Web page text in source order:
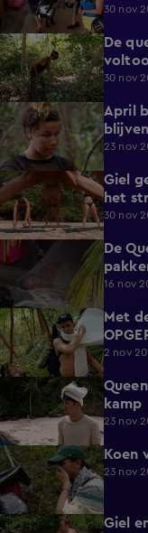
30 nov
3:58
De
30 nov
4:53
April
blijven
23 nov
3:47
Giel
het
30 nov
5:05
De
16 nov
4:46
Met
2 nov
2:47
kamp
23 nov
2:31 Koen
23 nov
2:18
Giel